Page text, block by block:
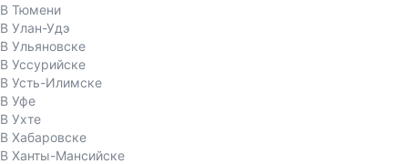
В Тюмени
В Улан-Удэ
В Ульяновске
В Уссурийске
В Усть-Илимске
В Уфе
В Ухте
В Хабаровске
В Ханты-Мансийске